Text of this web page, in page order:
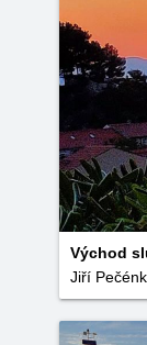
Východ
Jiří